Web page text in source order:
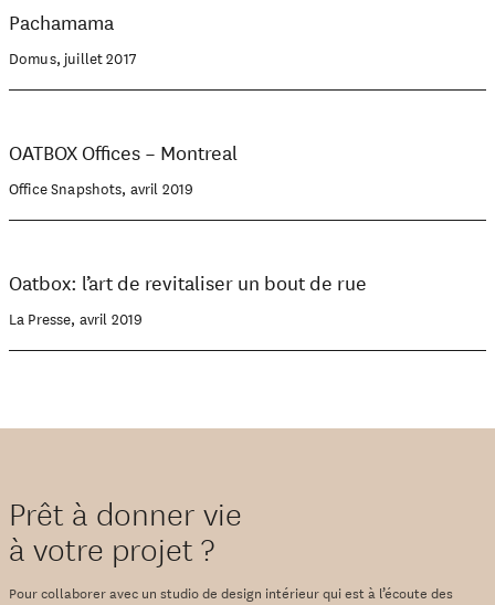
Pachamama
Domus, juillet 2017
OATBOX Offices – Montreal
Office Snapshots, avril 2019
Oatbox: l’art de revitaliser un bout de rue
La Presse, avril 2019
Prêt à donner vie
à votre projet ?
Pour collaborer avec un studio de design intérieur qui est à l’écoute des